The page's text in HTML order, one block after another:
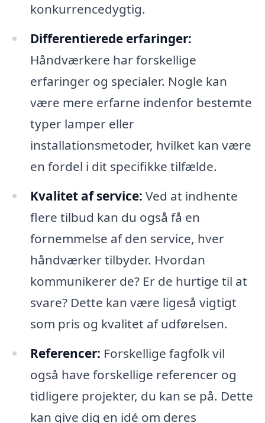
konkurrencedygtig.
Differentierede erfaringer:
Håndværkere har forskellige
erfaringer og specialer. Nogle kan
være mere erfarne indenfor bestemte
typer lamper eller
installationsmetoder, hvilket kan være
en fordel i dit specifikke tilfælde.
Kvalitet af service: Ved at indhente
flere tilbud kan du også få en
fornemmelse af den service, hver
håndværker tilbyder. Hvordan
kommunikerer de? Er de hurtige til at
svare? Dette kan være ligeså vigtigt
som pris og kvalitet af udførelsen.
Referencer: Forskellige fagfolk vil
også have forskellige referencer og
tidligere projekter, du kan se på. Dette
kan give dig en idé om deres